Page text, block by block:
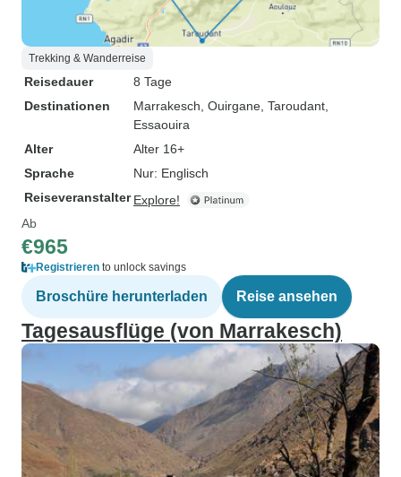
Trekking & Wanderreise
Reisedauer
8 Tage
Destinationen
Marrakesch , Ouirgane , Taroudant
Essaouira
Alter
Alter 16+
Sprache
Nur: Englisch
Reiseveranstalter Explore!
Ab
€965
Registrieren to unlock savings
Broschüre herunterladen Reise ansehen
Tagesausflüge (von Marrakesch)